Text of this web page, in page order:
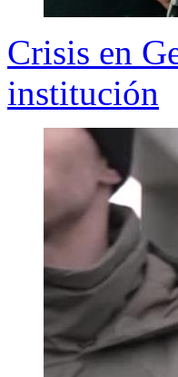
Crisis en
institución